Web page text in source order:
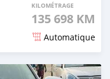
KILOMÉTRAGE
135 698 KM
Automatique